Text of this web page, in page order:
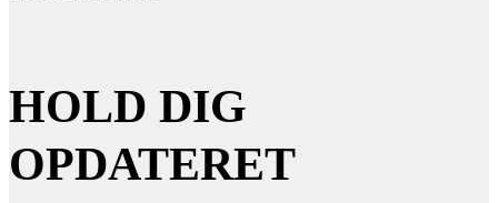
HOLD DIG
OPDATERET